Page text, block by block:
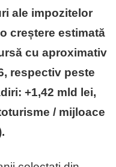
ale impozitelor
creștere estimată
cu aproximativ
respectiv peste
+1,42 mld lei,
/ mijloace